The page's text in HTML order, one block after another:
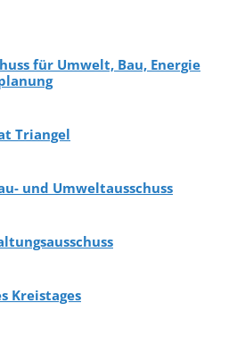
für Umwelt, Bau, Ener­gie
Triangel
und Umweltausschuss
Kreistages